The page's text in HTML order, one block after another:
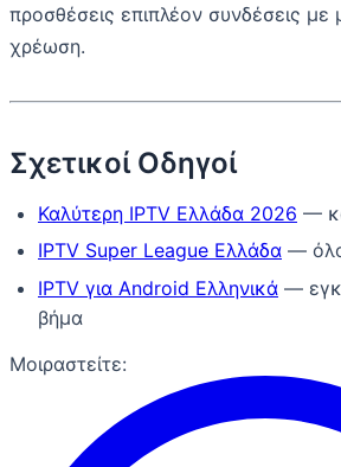
προσθέσεις επιπλέον συνδέσεις με
χρέωση.
Σχετικοί Οδηγοί
Καλύτερη IPTV Ελλάδα 2026 —
IPTV Super League Ελλάδα —
IPTV για Android Ελληνικά —
βήμα
Μοιραστείτε: